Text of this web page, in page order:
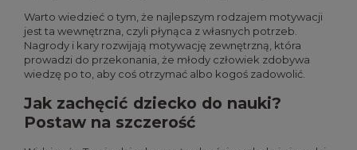
Warto wiedzieć o tym, że najlepszym rodzajem motywacji
jest ta wewnętrzna, czyli płynąca z własnych potrzeb.
Nagrody i kary rozwijają motywację zewnętrzną, która
prowadzi do przekonania, że młody człowiek zdobywa
wiedzę po to, aby coś otrzymać albo kogoś zadowolić.
Jak zachęcić dziecko do nauki?
Postaw na szczerość